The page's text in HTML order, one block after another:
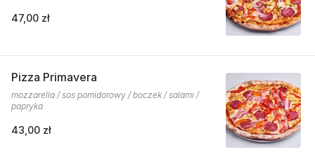
47,00 zł
Pizza Primavera
mozzarella / sos pomidorowy / boczek / salami /
papryka
43,00 zł